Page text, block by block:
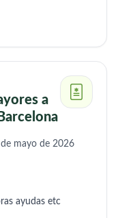
a
mayo de 2026
ayudas etc